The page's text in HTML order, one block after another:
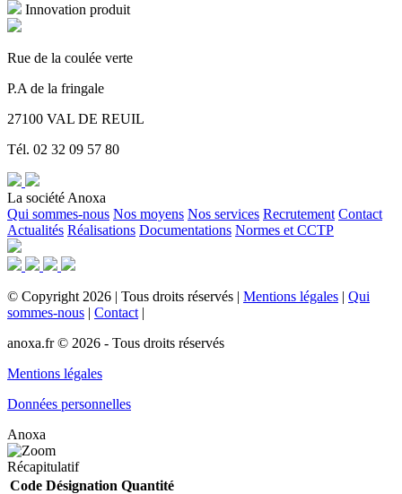
Innovation produit
Rue de la coulée verte
P.A de la fringale
27100 VAL DE REUIL
Tél. 02 32 09 57 80
La société Anoxa
Qui sommes-nous Nos moyens Nos services Recrutement Contact
Actualités Réalisations Documentations Normes et CCTP
© Copyright 2026 | Tous droits réservés | Mentions légales | Qui
sommes-nous | Contact |
anoxa.fr © 2026 - Tous droits réservés
Mentions légales
Données personnelles
Anoxa
Récapitulatif
Code Désignation Quantité